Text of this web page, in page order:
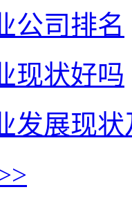
公司排名
现状好吗
发展现状